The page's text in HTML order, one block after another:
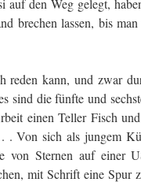
auf den Weg gelegt,
brechen lassen, bis
reden kann, und zwar
sind die fünfte und
einen Teller Fisch
. Von sich als jungem
von Sternen auf einer
mit Schrift eine